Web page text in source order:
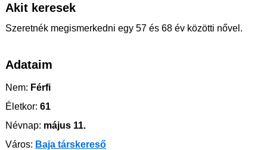
Akit keresek
Szeretnék megismerkedni egy 57 és 68 év közötti nővel.
Adataim
Nem: Férfi
Életkor: 61
Névnap: május 11.
Város: Baja társkereső